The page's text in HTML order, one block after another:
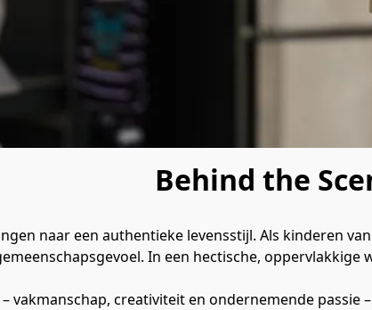
Behind the
naar een authentieke levensstijl. Als kinderen
In een hectische,
vakmanschap, creativiteit en ondernemende